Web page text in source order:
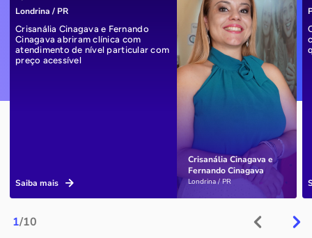
1/10
Crisanália Cinagava e
Fernando Cinagava
Londrina / PR
Londrina / PR
Crisanália Cinagava e Fernando
Cinagava abriram clínica com
atendimento de nível particular com
preço acessível
Saiba mais